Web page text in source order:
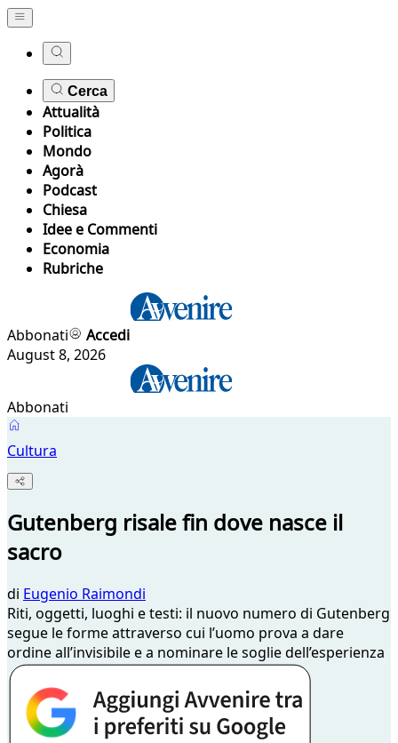
Cerca
Attualità
Politica
Mondo
Agorà
Podcast
Chiesa
Idee e Commenti
Economia
Rubriche
Abbonati
Accedi
August 8, 2026
Abbonati
Cultura
Gutenberg risale fin dove nasce il
sacro
di Eugenio Raimondi
Riti, oggetti, luoghi e testi: il nuovo numero di Gutenberg
segue le forme attraverso cui l’uomo prova a dare
ordine all’invisibile e a nominare le soglie dell’esperienza